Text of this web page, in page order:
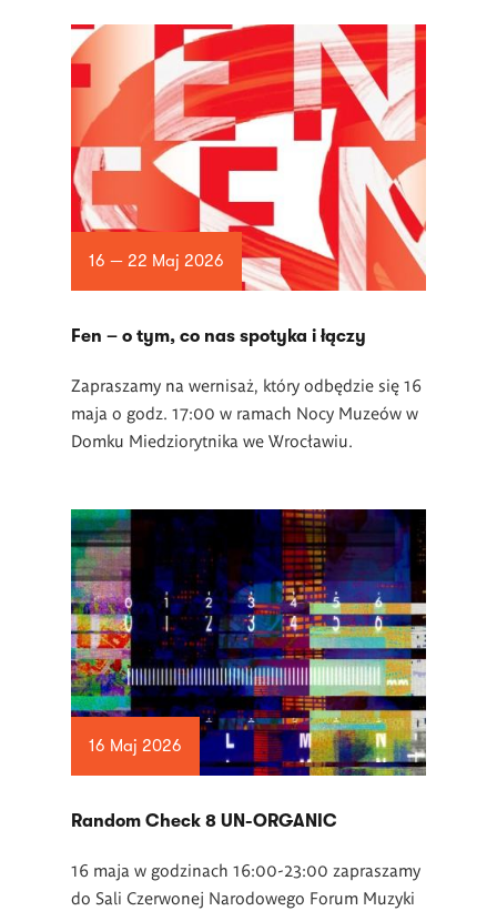
16 — 22 Maj 2026
Fen – o tym, co nas spotyka i łączy
Zapraszamy na wernisaż, który odbędzie się 16
maja o godz. 17:00 w ramach Nocy Muzeów w
Domku Miedziorytnika we Wrocławiu.
16 Maj 2026
Random Check 8 UN-ORGANIC
16 maja w godzinach 16:00-23:00 zapraszamy
do Sali Czerwonej Narodowego Forum Muzyki